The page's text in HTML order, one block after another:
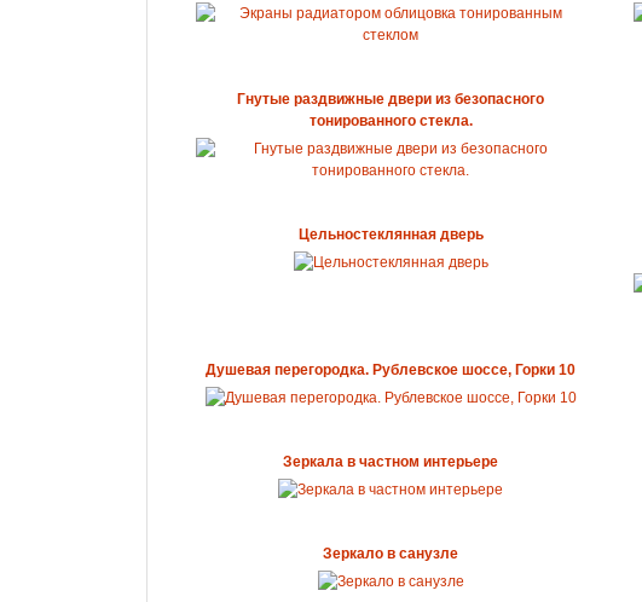
Гнутые раздвижные двери из безопасного
тонированного стекла.
Цельностеклянная дверь
Душевая перегородка. Рублевское шоссе, Горки 10
Зеркала в частном интерьере
Зеркало в санузле